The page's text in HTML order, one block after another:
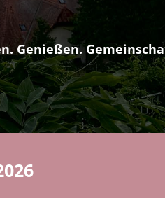
Genießen.